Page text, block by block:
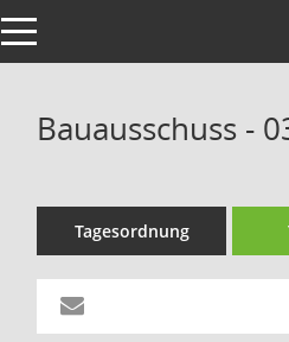
Toggle navigation
Bauausschuss -
Tagesordnung